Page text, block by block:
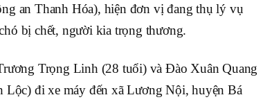
an Thanh Hóa), hiện đơn vị đang thụ lý vụ
bị chết, người kia trọng thương.
Trọng Linh (28 tuổi) và Đào Xuân Quang
đi xe máy đến xã Lương Nội, huyện Bá